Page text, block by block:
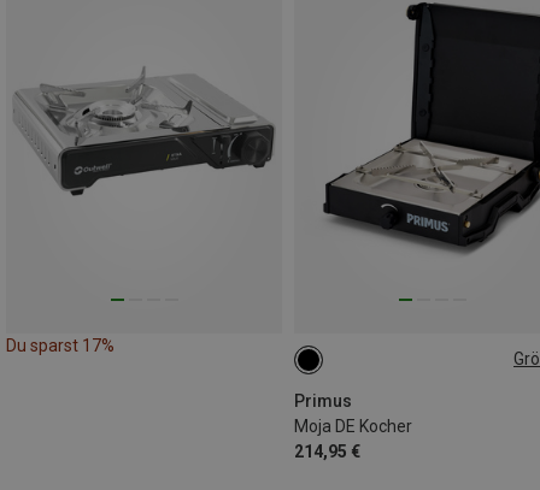
Du sparst 17%
Primus
Moja DE Kocher
214,95 €
ONE SIZE